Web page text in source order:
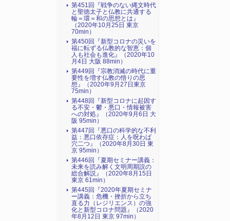
第451回『戦争のない縄文時代
と聖徳太子と仏教に共通する
輪＝環＝和の思想とは』
（2020年10月25日 東京
70min）
第450回『新型コロナの災いを
福に転ずる仏教的な智恵：個
人も社会も進化』（2020年10
月4日 大阪 88min）
第449回『宗教消滅の時代に重
要性を増す仏教の悟りの思
想』（2020年9月27日東京
75min）
第448回『新型コロナに起因す
る不安・鬱・悪口・情報被害
への対処』（2020年9月6日 大
阪 95min）
第447回『悪口の科学的な不利
益：悪口依存症：人を呪わば
穴二つ』（2020年8月30日 東
京 95min）
第446回『夏期セミナー講義：
未来を読み解く文明周期説の
総合解説』（2020年8月15日
東京 61min）
第445回『2020年夏期セミナ
ー講義：危機・挫折から立ち
直る力（レジリエンス）の強
化と新型コロナ問題』（2020
年8月12日 東京 97min）